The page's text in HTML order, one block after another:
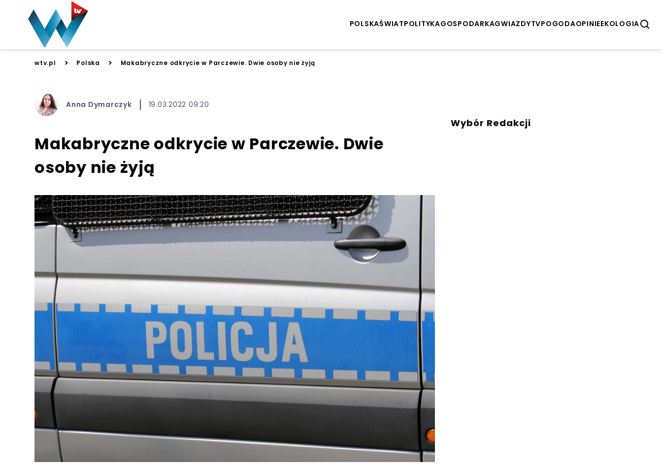
POLSKAŚWIATPOLITYKAGOSPODARKAGWIAZDYTVPOGODAOPINIEEKOLOGIA
wtv.pl > Polska > Makabryczne odkrycie w Parczewie. Dwie osoby nie żyją
Anna Dymarczyk 19.03.2022 09:20
Makabryczne odkrycie w Parczewie. Dwie
osoby nie żyją
Wybór Redakcji